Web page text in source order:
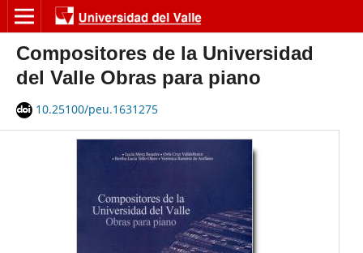
Compositores de la Universidad
del Valle Obras para piano
10.25100/peu.1631275